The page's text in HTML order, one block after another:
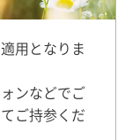
用となりま
ンなどでご
ご持参くだ